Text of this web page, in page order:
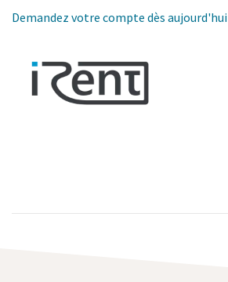
Demandez votre compte dès aujourd'hui